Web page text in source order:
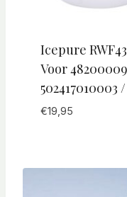
Icepure
Voor
502417010003
€19,95